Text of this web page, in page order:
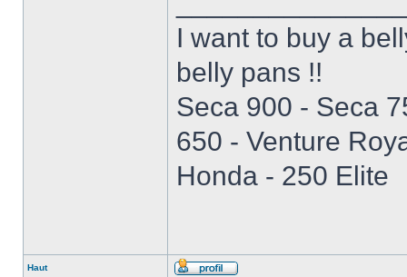
I want to buy a
belly pans !!
Seca 900 - Seca
650 - Venture
Honda - 250 Elite
Haut